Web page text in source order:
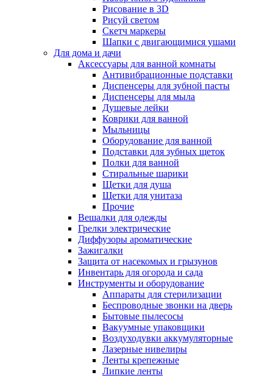
Рисование в 3D
Рисуй светом
Скетч маркеры
Шапки с двигающимися ушами
Для дома и дачи
Аксессуары для ванной комнаты
Антивибрационные подставки
Диспенсеры для зубной пасты
Диспенсеры для мыла
Душевые лейки
Коврики для ванной
Мыльницы
Оборудование для ванной
Подставки для зубных щеток
Полки для ванной
Стиральные шарики
Щетки для душа
Щетки для унитаза
Прочие
Вешалки для одежды
Грелки электрические
Диффузоры ароматические
Зажигалки
Защита от насекомых и грызунов
Инвентарь для огорода и сада
Инструменты и оборудование
Аппараты для стерилизации
Беспроводные звонки на дверь
Бытовые пылесосы
Вакуумные упаковщики
Воздуходувки аккумуляторные
Лазерные нивелиры
Ленты крепежные
Липкие ленты